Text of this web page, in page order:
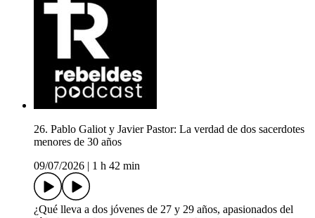
26. Pablo Galiot y Javier Pastor: La verdad de dos sacerdotes
menores de 30 años
09/07/2026
1 h 42 min
¿Qué lleva a dos jóvenes de 27 y 29 años, apasionados del